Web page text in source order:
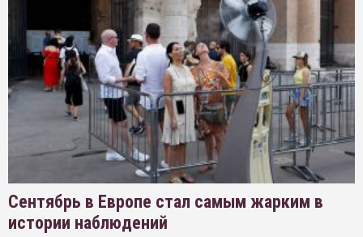
Сентябрь в Европе стал самым жарким в
истории наблюдений